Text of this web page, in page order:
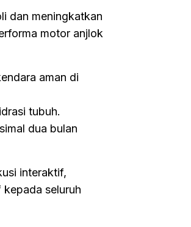
dan meningkatkan
motor anjlok
aman di
tubuh.
dua bulan
interaktif,
seluruh